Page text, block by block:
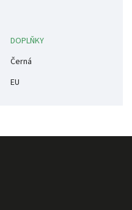
DOPLŇKY
Černá
EU